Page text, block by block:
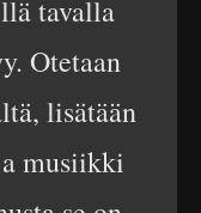
tavalla
Otetaan
lisätään
musiikki